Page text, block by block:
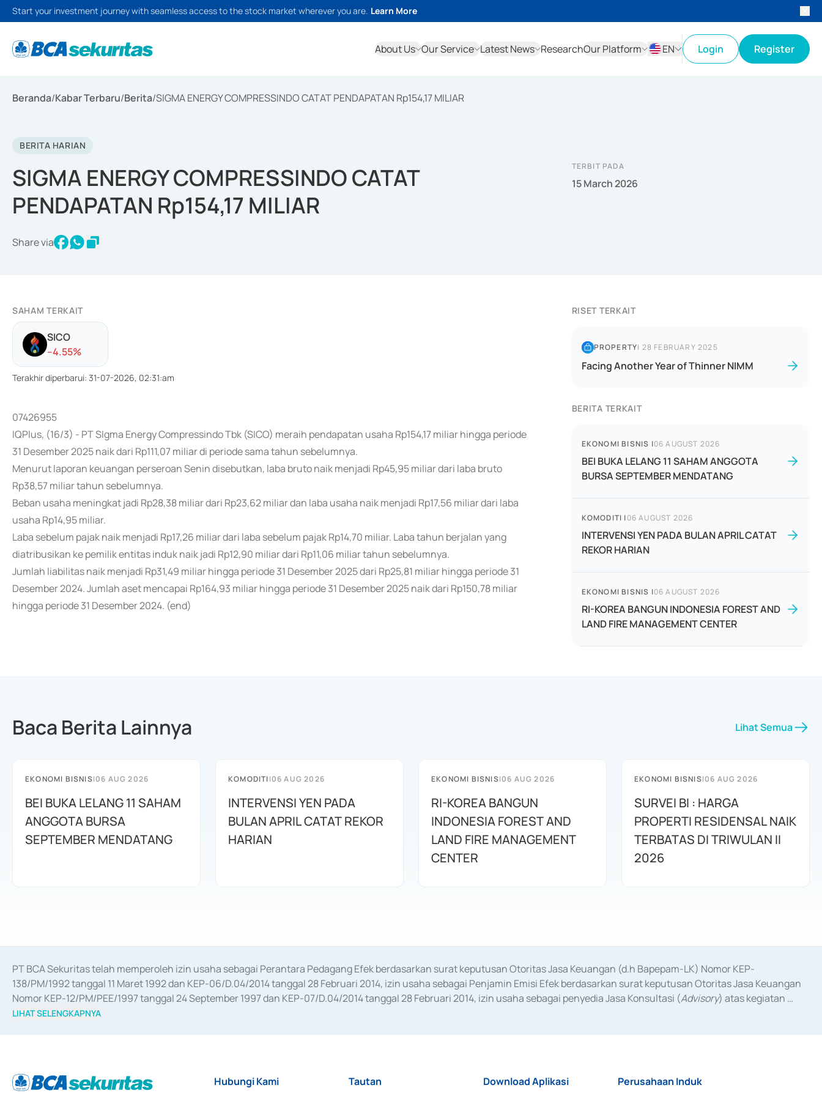
Start your investment journey with seamless access to the stock market wherever you are. Learn More
About Us Our Service Latest News ResearchOur Platform
EN
Login Register
Beranda/Kabar Terbaru/Berita/SIGMA ENERGY COMPRESSINDO CATAT PENDAPATAN Rp154,17 MILIAR
BERITA HARIAN
SIGMA ENERGY COMPRESSINDO CATAT
PENDAPATAN Rp154,17 MILIAR
Share via
TERBIT PADA
15 March 2026
SAHAM TERKAIT
SICO
--4.55%
Terakhir diperbarui: 31-07-2026, 02:31:am
07426955
IQPlus, (16/3) - PT SIgma Energy Compressindo Tbk (SICO) meraih pendapatan usaha Rp154,17 miliar hingga periode
31 Desember 2025 naik dari Rp111,07 miliar di periode sama tahun sebelumnya.
Menurut laporan keuangan perseroan Senin disebutkan, laba bruto naik menjadi Rp45,95 miliar dari laba bruto
Rp38,57 miliar tahun sebelumnya.
Beban usaha meningkat jadi Rp28,38 miliar dari Rp23,62 miliar dan laba usaha naik menjadi Rp17,56 miliar dari laba
usaha Rp14,95 miliar.
Laba sebelum pajak naik menjadi Rp17,26 miliar dari laba sebelum pajak Rp14,70 miliar. Laba tahun berjalan yang
diatribusikan ke pemilik entitas induk naik jadi Rp12,90 miliar dari Rp11,06 miliar tahun sebelumnya.
Jumlah liabilitas naik menjadi Rp31,49 miliar hingga periode 31 Desember 2025 dari Rp25,81 miliar hingga periode 31
Desember 2024. Jumlah aset mencapai Rp164,93 miliar hingga periode 31 Desember 2025 naik dari Rp150,78 miliar
hingga periode 31 Desember 2024. (end)
RISET TERKAIT
PROPERTY| 28 FEBRUARY 2025
Facing Another Year of Thinner NIMM
BERITA TERKAIT
EKONOMI BISNIS |06 AUGUST 2026
BEI BUKA LELANG 11 SAHAM ANGGOTA
BURSA SEPTEMBER MENDATANG
KOMODITI |06 AUGUST 2026
INTERVENSI YEN PADA BULAN APRIL CATAT
REKOR HARIAN
EKONOMI BISNIS |06 AUGUST 2026
RI-KOREA BANGUN INDONESIA FOREST AND
LAND FIRE MANAGEMENT CENTER
Baca Berita Lainnya Lihat Semua
EKONOMI BISNIS|06 AUG 2026
BEI BUKA LELANG 11 SAHAM
ANGGOTA BURSA
SEPTEMBER MENDATANG
KOMODITI|06 AUG 2026
INTERVENSI YEN PADA
BULAN APRIL CATAT REKOR
HARIAN
EKONOMI BISNIS|06 AUG 2026
RI-KOREA BANGUN
INDONESIA FOREST AND
LAND FIRE MANAGEMENT
CENTER
EKONOMI BISNIS|06 AUG 2026
SURVEI BI : HARGA
PROPERTI RESIDENSAL NAIK
TERBATAS DI TRIWULAN II
2026
PT BCA Sekuritas telah memperoleh izin usaha sebagai Perantara Pedagang Efek berdasarkan surat keputusan Otoritas Jasa Keuangan (d.h Bapepam-LK) Nomor KEP-
138/PM/1992 tanggal 11 Maret 1992 dan KEP-06/D.04/2014 tanggal 28 Februari 2014, izin usaha sebagai Penjamin Emisi Efek berdasarkan surat keputusan Otoritas Jasa Keuangan
Nomor KEP-12/PM/PEE/1997 tanggal 24 September 1997 dan KEP-07/D.04/2014 tanggal 28 Februari 2014, izin usaha sebagai penyedia Jasa Konsultasi (Advisory) atas kegiatan
merger, akuisisi, divestasi, dan
LIHAT SELENGKAPNYA
Hubungi Kami Tautan Download Aplikasi Perusahaan Induk